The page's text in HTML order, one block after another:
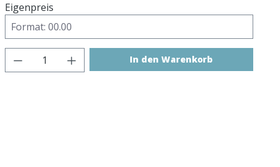
Eigenpreis
Produkt Anzahl: Gib den gewünschten
In den Warenkorb